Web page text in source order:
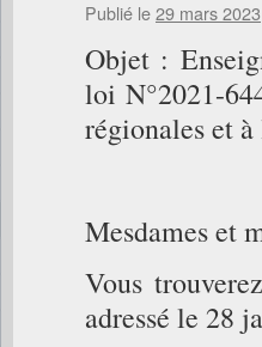
Publié le29 mars 2023
Objet :
loi N°2021-
régionales et
Mesdames et
Vous
adressé le 28